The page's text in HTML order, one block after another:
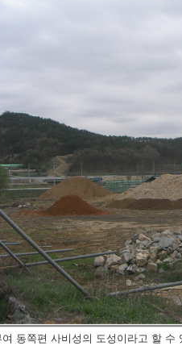
여 동쪽편 사비성의 도성이라고 할